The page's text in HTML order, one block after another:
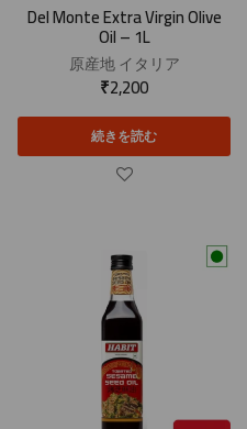
Del Monte Extra Virgin Olive
Oil – 1L
原産地イタリア
₹2,200
続きを読む